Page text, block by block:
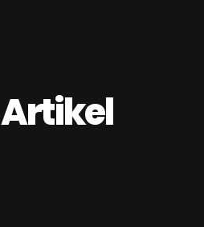
Artikel